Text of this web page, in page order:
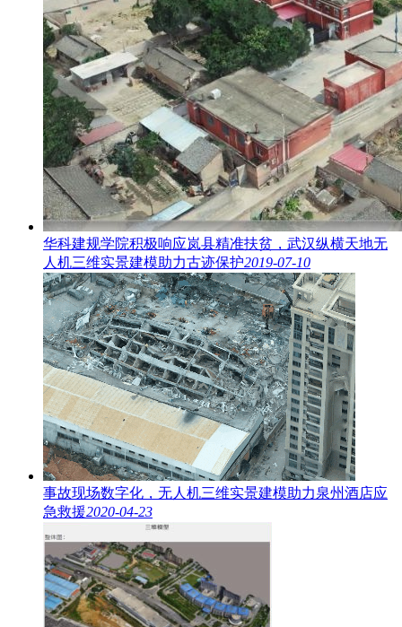
华科建规学院积极响应岚县精准扶贫，武汉纵横天地无
人机三维实景建模助力古迹保护2019-07-10
事故现场数字化，无人机三维实景建模助力泉州酒店应
急救援2020-04-23